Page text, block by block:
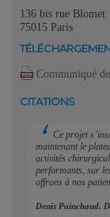
136 bis rue Blomet
75015 Paris
Communiqué
CITATIONS
Ce projet
maintenant le
activités
performants, sur
offrons à nos
Denis Painchaud,